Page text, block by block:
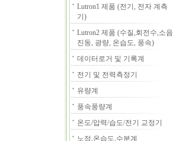
Lutron1 제품 (전기, 전자 계측
기)
Lutron2 제품 (수질,회전수,소음
진동, 광량, 온습도, 풍속)
데이터로거 및 기록계
전기 및 전력측정기
유량계
풍속풍량계
온도/압력/습도/전기 교정기
노점,온습도,수분계